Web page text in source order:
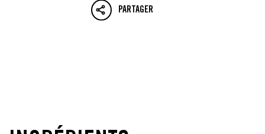
PARTAGER